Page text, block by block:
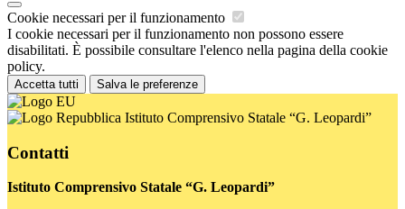
Cookie necessari per il funzionamento
I cookie necessari per il funzionamento non possono essere
disabilitati. È possibile consultare l'elenco nella pagina della cookie
policy.
Accetta tutti Salva le preferenze
Istituto Comprensivo Statale “G. Leopardi”
Contatti
Istituto Comprensivo Statale “G. Leopardi”